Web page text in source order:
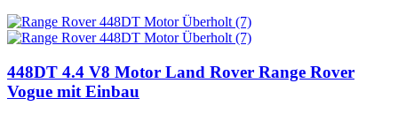
448DT 4.4 V8 Motor Land Rover Range Rover
Vogue mit Einbau